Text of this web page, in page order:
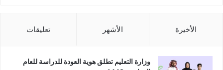
الأخيرة الأشهر تعليقات
وزارة التعليم تطلق هوية العودة للدراسة للعام